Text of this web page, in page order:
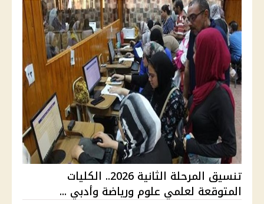
تنسيق المرحلة الثانية 2026.. الكليات
المتوقعة لعلمي علوم ورياضة وأدبي ...